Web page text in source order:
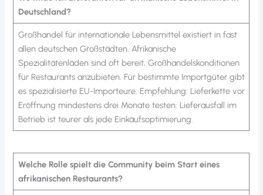
Deutschland?
Großhandel für internationale Lebensmittel existiert in fast
allen deutschen Großstädten. Afrikanische
Spezialitätenläden sind oft bereit, Großhandelskonditionen
für Restaurants anzubieten. Für bestimmte Importgüter gibt
es spezialisierte EU-Importeure. Empfehlung: Lieferkette vor
Eröffnung mindestens drei Monate testen. Lieferausfall im
Betrieb ist teurer als jede Einkäufsoptimierung.
Welche Rolle spielt die Community beim Start eines
afrikanischen Restaurants?